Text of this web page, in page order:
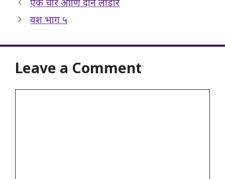
एक चोर आणि दोन लांडोर
वश भाग ५
Leave a Comment